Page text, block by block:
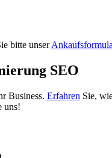
bitte unser
SEO
Business. Erfahren Sie,
uns!